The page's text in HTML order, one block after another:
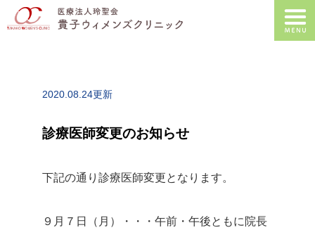
2020.08.24更新
診療医師変更のお知らせ
下記の通り診療医師変更となります。
９月７日（月）・・・午前・午後ともに院長